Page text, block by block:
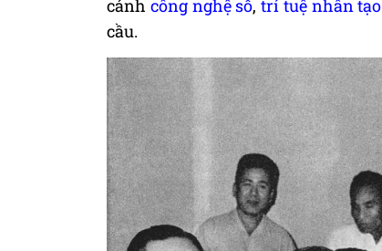
cảnh công nghệ số, trí tuệ nhân tạo
cầu.